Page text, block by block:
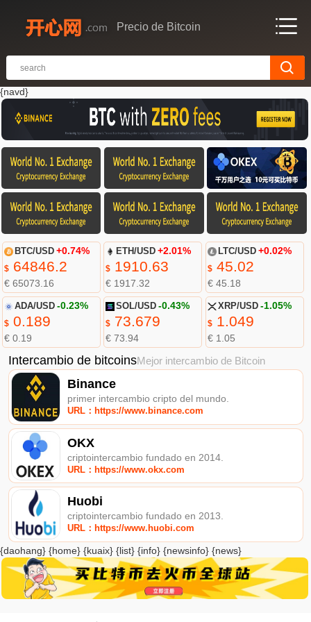
Precio de Bitcoin
{navd}
BTC/USD +0.74%
$64846.2
€ 65073.16
ETH/USD +2.01%
$ 1910.63
€ 1917.32
LTC/USD +0.02%
$45.02
€ 45.18
ADA/USD -0.23%
$0.189
€ 0.19
SOL/USD -0.43%
$ 73.679
€ 73.94
XRP/USD -1.05%
$1.049
€ 1.05
Intercambio de bitcoinsMejor intercambio de Bitcoin
Binance
primer intercambio cripto del mundo.
URL：https://www.binance.com
OKX
criptointercambio fundado en 2014.
URL：https://www.okx.com
Huobi
criptointercambio fundado en 2013.
URL：https://www.huobi.com
{daohang} {home} {kuaix} {list} {info} {newsinfo} {news}